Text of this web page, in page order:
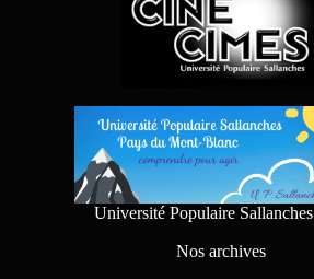
Université Populaire Sallanches
Nos archives